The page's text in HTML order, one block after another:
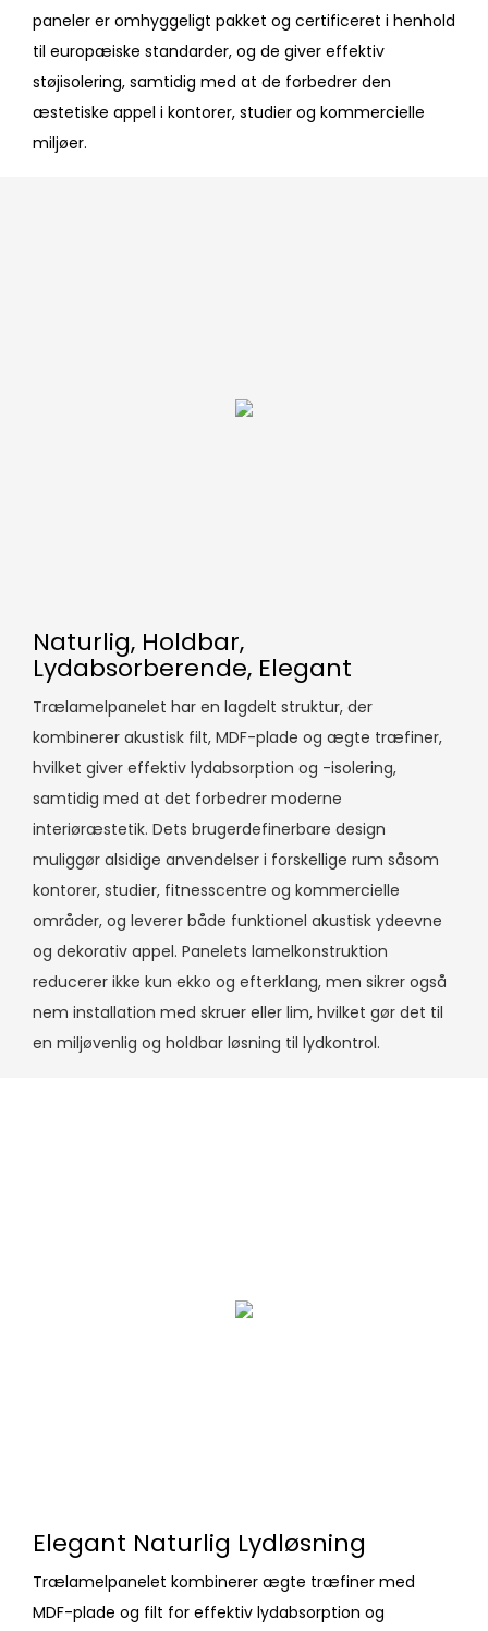
paneler er omhyggeligt pakket og certificeret i henhold
til europæiske standarder, og de giver effektiv
støjisolering, samtidig med at de forbedrer den
æstetiske appel i kontorer, studier og kommercielle
miljøer.
Naturlig, Holdbar,
Lydabsorberende, Elegant
Trælamelpanelet har en lagdelt struktur, der
kombinerer akustisk filt, MDF-plade og ægte træfiner,
hvilket giver effektiv lydabsorption og -isolering,
samtidig med at det forbedrer moderne
interiøræstetik. Dets brugerdefinerbare design
muliggør alsidige anvendelser i forskellige rum såsom
kontorer, studier, fitnesscentre og kommercielle
områder, og leverer både funktionel akustisk ydeevne
og dekorativ appel. Panelets lamelkonstruktion
reducerer ikke kun ekko og efterklang, men sikrer også
nem installation med skruer eller lim, hvilket gør det til
en miljøvenlig og holdbar løsning til lydkontrol.
Elegant Naturlig Lydløsning
Trælamelpanelet kombinerer ægte træfiner med
MDF-plade og filt for effektiv lydabsorption og